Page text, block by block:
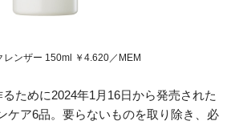
レンザー 150ml ￥4.620／MEM
ために2024年1月16日から発売された
ケア6品。要らないものを取り除き、必